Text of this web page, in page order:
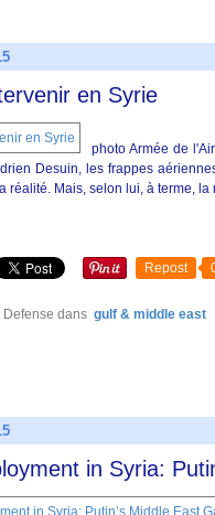
en Syrie
photo Armée de
Desuin, les frappes
réalité. Mais, selon lui, à terme, la
Repost
Defense dans gulf & middle east
in Syria: